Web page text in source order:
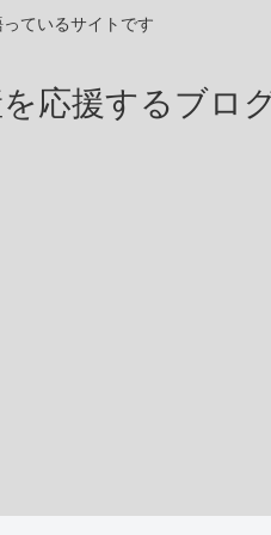
ているサイトです
応援するブロ